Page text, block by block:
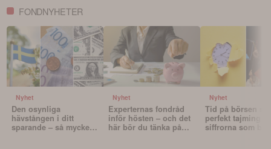
FONDNYHETER
Nyhet
Den osynliga
hävstången i ditt
sparande – så mycket
Nyhet
Experternas fondråd
inför hösten – och det
här bör du tänka på
Nyhet
Tid på börsen
perfekt tajming –
siffrorna som